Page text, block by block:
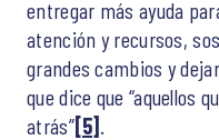
entregar más ayuda
atención y recursos,
grandes cambios y
que dice que “aquellos
atrás”[5] .